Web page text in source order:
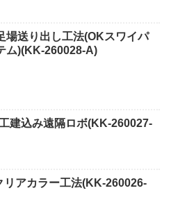
場送り出し工法(OKスワイパ
ム)(KK-260028-A)
建込み遠隔ロボ(KK-260027-
リアカラー工法(KK-260026-